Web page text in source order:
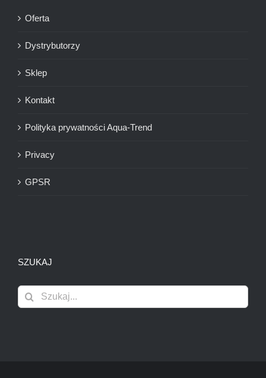
Oferta
Dystrybutorzy
Sklep
Kontakt
Polityka prywatności Aqua-Trend
Privacy
GPSR
SZUKAJ
Szukaj